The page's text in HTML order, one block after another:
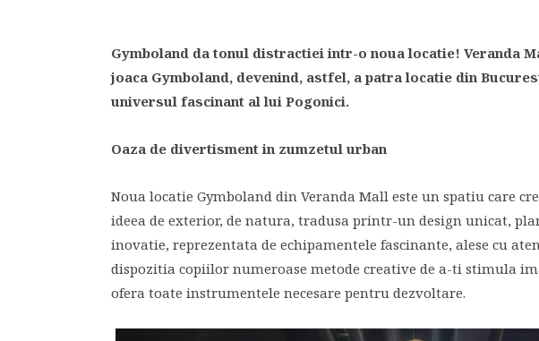
Gymboland da tonul distractiei intr-o noua locatie! Veranda
joaca Gymboland, devenind, astfel, a patra locatie din
universul fascinant al lui Pogonici.
Oaza de divertisment in zumzetul urban
Noua locatie Gymboland din Veranda Mall este un spatiu care
ideea de exterior, de natura, tradusa printr-un design unicat,
inovatie, reprezentata de echipamentele fascinante, alese cu
dispozitia copiilor numeroase metode creative de a-ti stimula
ofera toate instrumentele necesare pentru dezvoltare.